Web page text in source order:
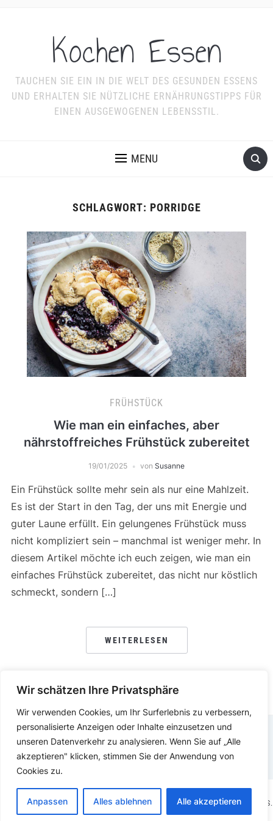
Wir schätzen Ihre Privatsphäre
Wir verwenden Cookies, um Ihr Surferlebnis zu verbessern,
personalisierte Anzeigen oder Inhalte einzusetzen und
unseren Datenverkehr zu analysieren. Wenn Sie auf „Alle
akzeptieren" klicken, stimmen Sie der Anwendung von
Cookies zu.
Anpassen Alles ablehnen Alle akzeptieren
Kochen Essen
TAUCHEN SIE EIN IN DIE WELT DES GESUNDEN ESSENS
UND ERHALTEN SIE NÜTZLICHE ERNÄHRUNGSTIPPS FÜR
EINEN AUSGEWOGENEN LEBENSSTIL.
MENU
SCHLAGWORT: PORRIDGE
FRÜHSTÜCK
Wie man ein einfaches, aber
nährstoffreiches Frühstück zubereitet
19/01/2025 von Susanne
Ein Frühstück sollte mehr sein als nur eine Mahlzeit.
Es ist der Start in den Tag, der uns mit Energie und
guter Laune erfüllt. Ein gelungenes Frühstück muss
nicht kompliziert sein – manchmal ist weniger mehr. In
diesem Artikel möchte ich euch zeigen, wie man ein
einfaches Frühstück zubereitet, das nicht nur köstlich
schmeckt, sondern […]
WEITERLESEN
DATENSCHUTZERKLÄRUNG IMPRESSUM
COPYRIGHT © 2025.KOCHEN ESSEN PRÄSENTIERT VONWORDPRESS.